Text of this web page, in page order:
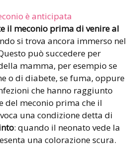
è anticipata
il meconio prima di venire al
si trova ancora immerso nel
può succedere per
mamma, per esempio se
o di diabete, se fuma, oppure
che hanno raggiunto
del meconio prima che il
una condizione detta di
: quando il neonato vede la
una colorazione scura.